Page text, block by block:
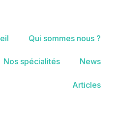
Qui sommes nous ?
Nos spécialités News
Articles